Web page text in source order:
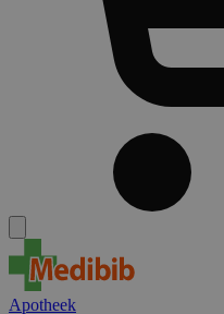
Apotheek